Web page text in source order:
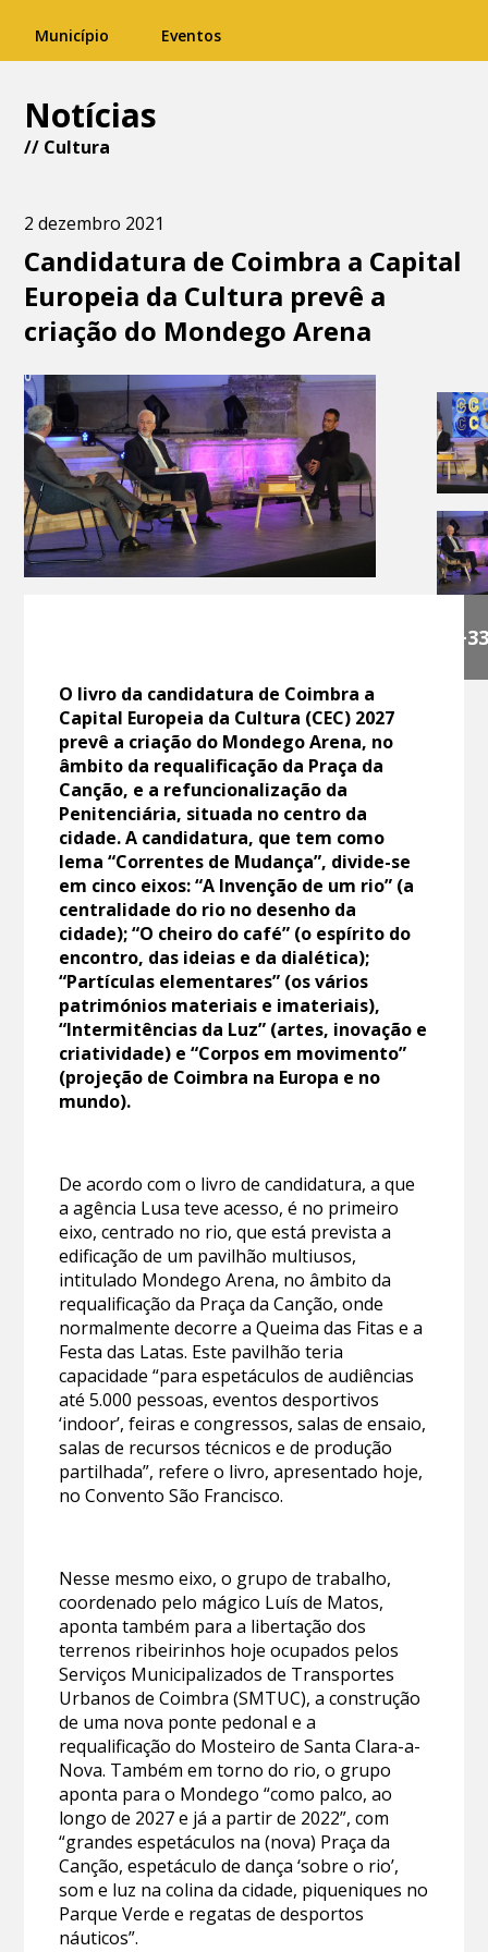
Município Eventos
Notícias
// Cultura
2 dezembro 2021
Candidatura de Coimbra a Capital
Europeia da Cultura prevê a
criação do Mondego Arena
+33
O livro da candidatura de Coimbra a
Capital Europeia da Cultura (CEC) 2027
prevê a criação do Mondego Arena, no
âmbito da requalificação da Praça da
Canção, e a refuncionalização da
Penitenciária, situada no centro da
cidade. A candidatura, que tem como
lema “Correntes de Mudança”, divide-se
em cinco eixos: “A Invenção de um rio” (a
centralidade do rio no desenho da
cidade); “O cheiro do café” (o espírito do
encontro, das ideias e da dialética);
“Partículas elementares” (os vários
patrimónios materiais e imateriais),
“Intermitências da Luz” (artes, inovação e
criatividade) e “Corpos em movimento”
(projeção de Coimbra na Europa e no
mundo).
De acordo com o livro de candidatura, a que
a agência Lusa teve acesso, é no primeiro
eixo, centrado no rio, que está prevista a
edificação de um pavilhão multiusos,
intitulado Mondego Arena, no âmbito da
requalificação da Praça da Canção, onde
normalmente decorre a Queima das Fitas e a
Festa das Latas. Este pavilhão teria
capacidade “para espetáculos de audiências
até 5.000 pessoas, eventos desportivos
‘indoor’, feiras e congressos, salas de ensaio,
salas de recursos técnicos e de produção
partilhada”, refere o livro, apresentado hoje,
no Convento São Francisco.
Nesse mesmo eixo, o grupo de trabalho,
coordenado pelo mágico Luís de Matos,
aponta também para a libertação dos
terrenos ribeirinhos hoje ocupados pelos
Serviços Municipalizados de Transportes
Urbanos de Coimbra (SMTUC), a construção
de uma nova ponte pedonal e a
requalificação do Mosteiro de Santa Clara-a-
Nova. Também em torno do rio, o grupo
aponta para o Mondego “como palco, ao
longo de 2027 e já a partir de 2022”, com
“grandes espetáculos na (nova) Praça da
Canção, espetáculo de dança ‘sobre o rio’,
som e luz na colina da cidade, piqueniques no
Parque Verde e regatas de desportos
náuticos”.